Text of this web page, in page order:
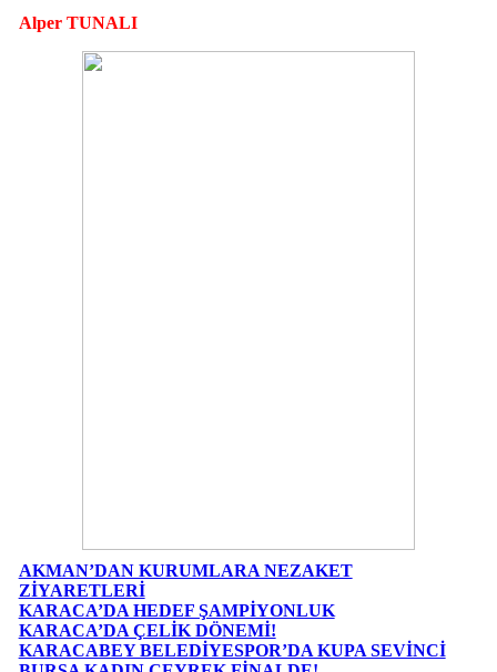
Alper TUNALI
AKMAN’DAN KURUMLARA NEZAKET
ZİYARETLERİ
KARACA’DA HEDEF ŞAMPİYONLUK
KARACA’DA ÇELİK DÖNEMİ!
KARACABEY BELEDİYESPOR’DA KUPA SEVİNCİ